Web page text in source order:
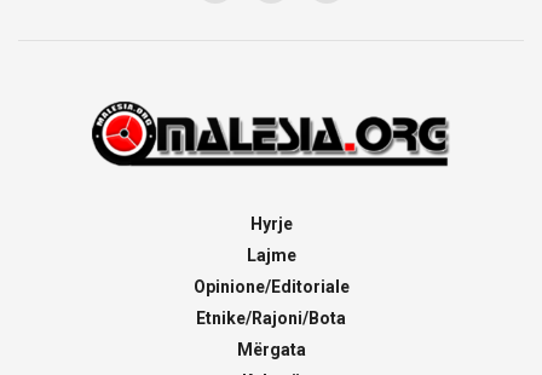
Hyrje
Lajme
Opinione/Editoriale
Etnike/Rajoni/Bota
Mërgata